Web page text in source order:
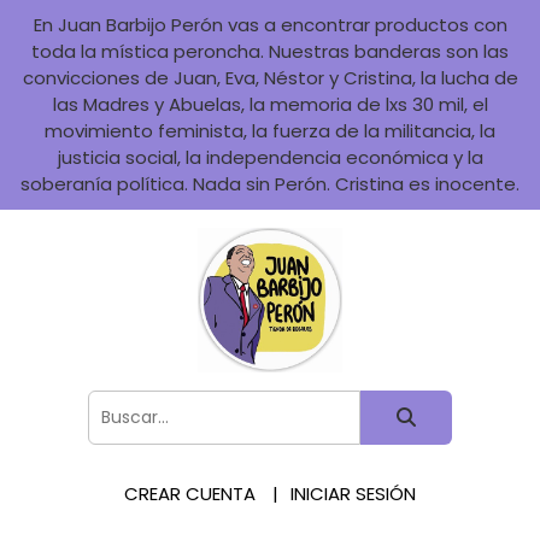
En Juan Barbijo Perón vas a encontrar productos con
toda la mística peroncha. Nuestras banderas son las
convicciones de Juan, Eva, Néstor y Cristina, la lucha de
las Madres y Abuelas, la memoria de lxs 30 mil, el
movimiento feminista, la fuerza de la militancia, la
justicia social, la independencia económica y la
soberanía política. Nada sin Perón. Cristina es inocente.
CREAR CUENTA INICIAR SESIÓN